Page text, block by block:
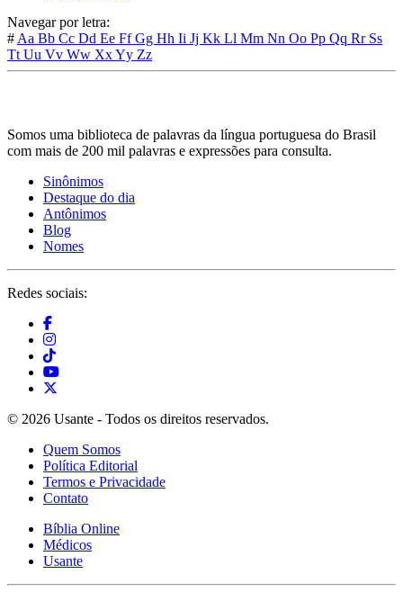
Navegar por letra:
# Aa Bb Cc Dd Ee FfGg Hh Ii Jj Kk Ll Mm Nn Oo Pp Qq Rr Ss
Tt Uu Vv Ww XxYy Zz
Somos uma biblioteca de palavras da língua portuguesa do Brasil
com mais de 200 mil palavras e expressões para consulta.
Sinônimos
Destaque do dia
Antônimos
Blog
Nomes
Redes sociais:
© 2026 Usante - Todos os direitos reservados.
Quem Somos
Política Editorial
Termos e Privacidade
Contato
Bíblia Online
Médicos
Usante